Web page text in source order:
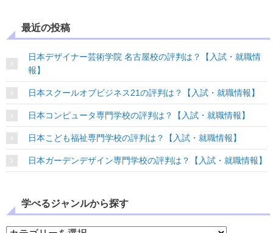
最近の投稿
日本デザイナー芸術学院 名古屋校の評判は？【入試・就職情
報】
日本スクールオブビジネス21の評判は？【入試・就職情報】
日本コンピュータ専門学校の評判は？【入試・就職情報】
日本こども福祉専門学校の評判は？【入試・就職情報】
日本ガーデンデザイン専門学校の評判は？【入試・就職情報】
学べるジャンルから探す
学べるジャンルから探す